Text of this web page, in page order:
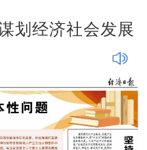
划经济社会发展